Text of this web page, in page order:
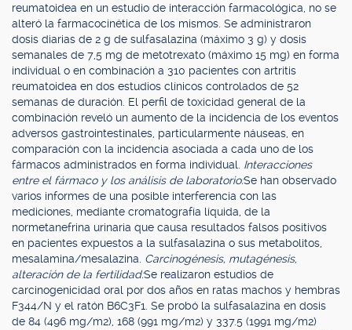
reumatoidea en un estudio de interacción farmacológica, no se
alteró la farmacocinética de los mismos. Se administraron
dosis diarias de 2 g de sulfasalazina (máximo 3 g) y dosis
semanales de 7,5 mg de metotrexato (máximo 15 mg) en forma
individual o en combinación a 310 pacientes con artritis
reumatoidea en dos estudios clínicos controlados de 52
semanas de duración. El perfil de toxicidad general de la
combinación reveló un aumento de la incidencia de los eventos
adversos gastrointestinales, particularmente náuseas, en
comparación con la incidencia asociada a cada uno de los
fármacos administrados en forma individual. Interacciones
entre el fármaco y los análisis de laboratorio:Se han observado
varios informes de una posible interferencia con las
mediciones, mediante cromatografía líquida, de la
normetanefrina urinaria que causa resultados falsos positivos
en pacientes expuestos a la sulfasalazina o sus metabolitos,
mesalamina/mesalazina. Carcinogénesis, mutagénesis,
alteración de la fertilidad:Se realizaron estudios de
carcinogenicidad oral por dos años en ratas machos y hembras
F344/N y el ratón B6C3F1. Se probó la sulfasalazina en dosis
de 84 (496 mg/m2), 168 (991 mg/m2) y 337.5 (1991 mg/m2)